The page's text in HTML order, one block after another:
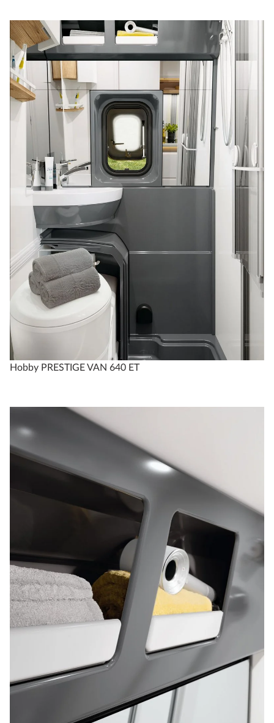
Hobby PRESTIGE VAN 640 ET